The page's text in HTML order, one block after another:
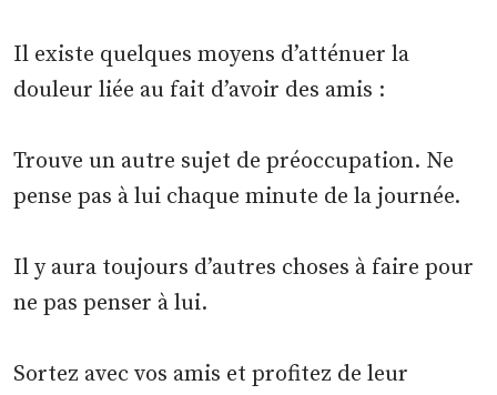
Il existe quelques moyens d’atténuer la
douleur liée au fait d’avoir des amis :
Trouve un autre sujet de préoccupation. Ne
pense pas à lui chaque minute de la journée.
Il y aura toujours d’autres choses à faire pour
ne pas penser à lui.
Sortez avec vos amis et profitez de leur